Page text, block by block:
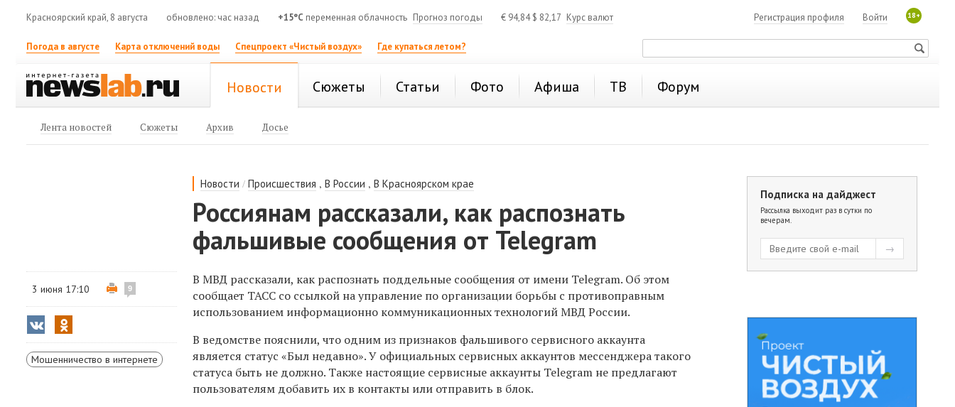
Красноярский край, 8 августа обновлено: час назад +15°C переменная облачность Прогноз погоды € 94,84$ 82,17 Курс валют 18+
Войти
Регистрация профиля
Погода в августе Карта отключений воды Спецпроект «Чистый воздух» Где купаться летом?
Новости Сюжеты Статьи Фото Афиша ТВ Форум
Лента новостей Сюжеты Архив Досье
Новости /Происшествия ,В России ,В Красноярском крае
Россиянам рассказали, как распознать
фальшивые сообщения от Telegram
3 июня 17:10 9
Мошенничество в интернете
В МВД рассказали, как распознать поддельные сообщения от имени Telegram. Об этом
сообщает ТАСС со ссылкой на управление по организации борьбы с противоправным
использованием информационно коммуникационных технологий МВД России.
В ведомстве пояснили, что одним из признаков фальшивого сервисного аккаунта
является статус «Был недавно». У официальных сервисных аккаунтов мессенджера такого
статуса быть не должно. Также настоящие сервисные аккаунты Telegram не предлагают
пользователям добавить их в контакты или отправить в блок.
Подписка на дайджест
Рассылка выходит раз в сутки по
вечерам.